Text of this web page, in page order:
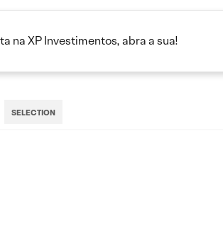
na XP Investimentos, abra a sua!
SELECTION